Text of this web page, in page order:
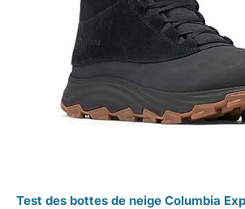
Test des bottes de neige Columbia